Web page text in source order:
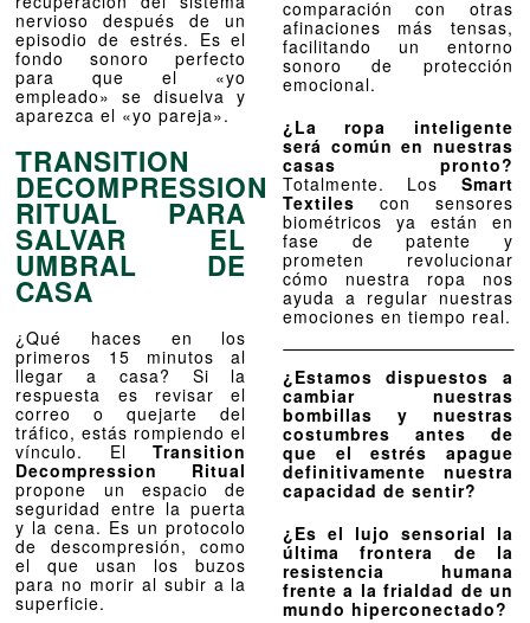
nervioso después de un
episodio de estrés. Es el
fondo sonoro perfecto
para que el «yo
empleado» se disuelva y
aparezca el «yo pareja».
TRANSITION
DECOMPRESSION
RITUAL PARA
SALVAR EL
UMBRAL DE
CASA
¿Qué haces en los
primeros 15 minutos al
llegar a casa? Si la
respuesta es revisar el
correo o quejarte del
tráfico, estás rompiendo el
vínculo. ElTransition
Decompression Ritual
propone un espacio de
seguridad entre la puerta
y la cena. Es un protocolo
de descompresión, como
el que usan los buzos
para no morir al subir a la
superficie.
comparación con otras
afinaciones más tensas,
facilitando un entorno
sonoro de protección
emocional.
¿La ropa inteligente
será común en nuestras
casas pronto?
Totalmente. Los Smart
Textiles con sensores
biométricos ya están en
fase de patente y
prometen revolucionar
cómo nuestra ropa nos
ayuda a regular nuestras
emociones en tiempo real.
¿Estamos dispuestos a
cambiar nuestras
bombillas y nuestras
costumbres antes de
que el estrés apague
definitivamente nuestra
capacidad de sentir?
¿Es el lujo sensorial la
última frontera de la
resistencia humana
frente a la frialdad de un
mundo hiperconectado?